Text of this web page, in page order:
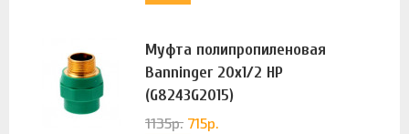
Муфта полипропиленовая
Banninger 20х1/2 НР
(G8243G2015)
1135р. 715р.